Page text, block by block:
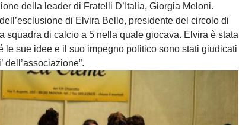
della leader di Fratelli D’Italia, Giorgia Meloni.
di Elvira Bello, presidente del circolo di
squadra di calcio a 5 nella quale giocava. Elvira è stata
le sue idee e il suo impegno politico sono stati giudicati
dell’associazione”.